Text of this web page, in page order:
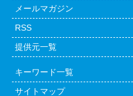
メールマガジン
RSS
提供元一覧
キーワード一覧
サイトマップ